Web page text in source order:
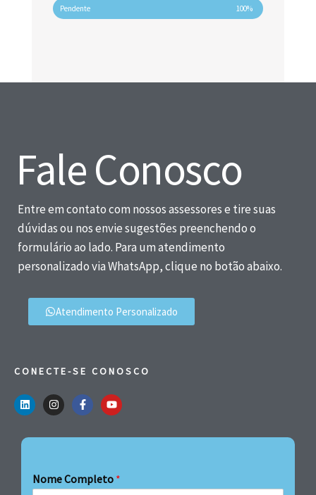
Pendente 100%
Fale Conosco
Entre em contato com nossos assessores e tire suas
dúvidas ou nos envie sugestões preenchendo o
formulário ao lado. Para um atendimento
personalizado via WhatsApp, clique no botão abaixo.
Atendimento Personalizado
CONECTE-SE CONOSCO
Nome Completo *